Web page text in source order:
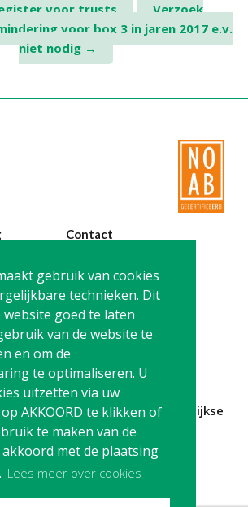
gebruik van cookies
technieken. Dit
website goed te laten
van de website te
en om de
te optimaliseren. U
uitzetten via uw
AKKOORD te klikken of
te maken van de
met de plaatsing
Lees meer over cookies
voor trusts
Verzoek
voor box 3 in jaren 2017 e.v.
niet nodig →
Contact
T: 0299-420870
@:
info@avanti-
advisering.nl
BTW: NL861212733B01
en schrijf je in voor onze maandelijkse